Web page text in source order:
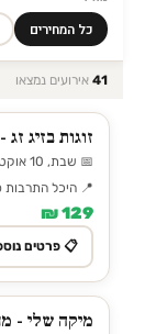
כל המחירים
41 אירועים נמצאו
זוגות בזיג
📅 שבת, 10 אוקטובר ⏰ 21:30
📍 היכל התרבות
129 ₪
📋 פרטים
מיקה שלי -